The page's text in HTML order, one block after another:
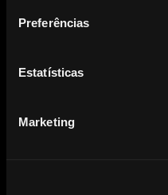
Preferências
Estatísticas
Marketing
PARTILHAR